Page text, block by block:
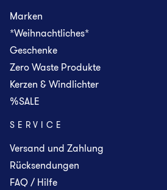
Marken
*Weihnachtliches*
Geschenke
Zero Waste Produkte
Kerzen & Windlichter
%SALE
SERVICE
Versand und Zahlung
Rücksendungen
FAQ / Hilfe